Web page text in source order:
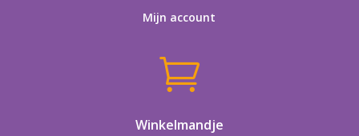
Mijn account

Winkelmandje